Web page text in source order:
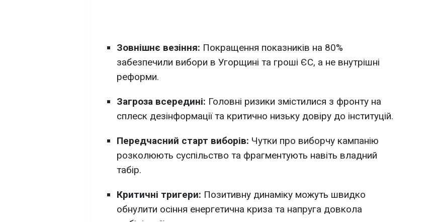
Зовнішнє везіння: Покращення показників на 80%
забезпечили вибори в Угорщині та гроші ЄС, а не внутрішні
реформи.
Загроза всередині: Головні ризики змістилися з фронту на
сплеск дезінформації та критично низьку довіру до інституцій.
Передчасний старт виборів: Чутки про виборчу кампанію
розколюють суспільство та фрагментують навіть владний
табір.
Критичні тригери: Позитивну динаміку можуть швидко
обнулити осіння енергетична криза та напруга довкола